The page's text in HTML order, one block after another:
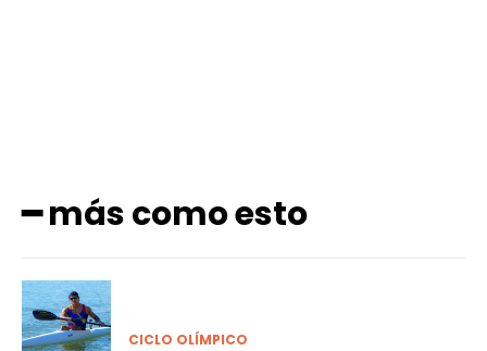
━ más como esto
CICLO OLÍMPICO